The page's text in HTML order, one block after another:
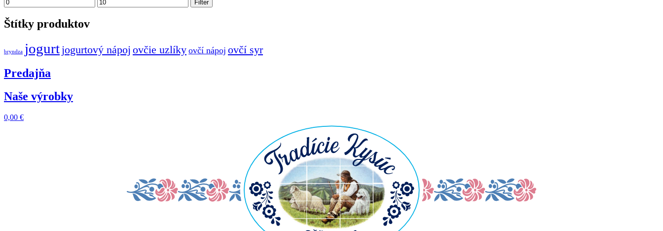
cena
cena
Filter
Štítky produktov
bryndza jogurtjogurtový nápoj ovčie uzlíky ovčí nápoj ovčí syr
Predajňa
Naše výrobky
0,00 €